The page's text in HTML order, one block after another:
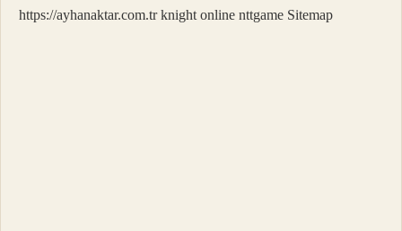
https://ayhanaktar.com.tr knight online nttgame Sitemap